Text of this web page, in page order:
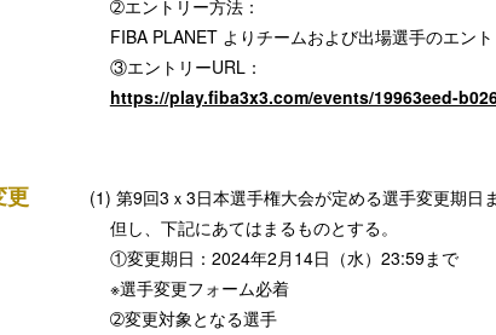
➁エントリー方法：
FIBA PLANET よりチームおよび出場選手のエント
③エントリーURL：
https://play.fiba3x3.com/events/19963eed-
更
第9回3ｘ3日本選手権大会が定める選手変更期日
但し、下記にあてはまるものとする。
①変更期日：2024年2月14日（水）23:59まで
※選手変更フォーム必着
➁変更対象となる選手